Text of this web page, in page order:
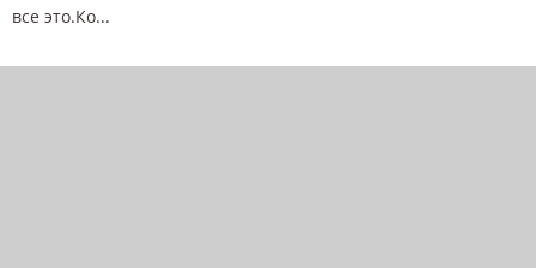
все это.Ко...